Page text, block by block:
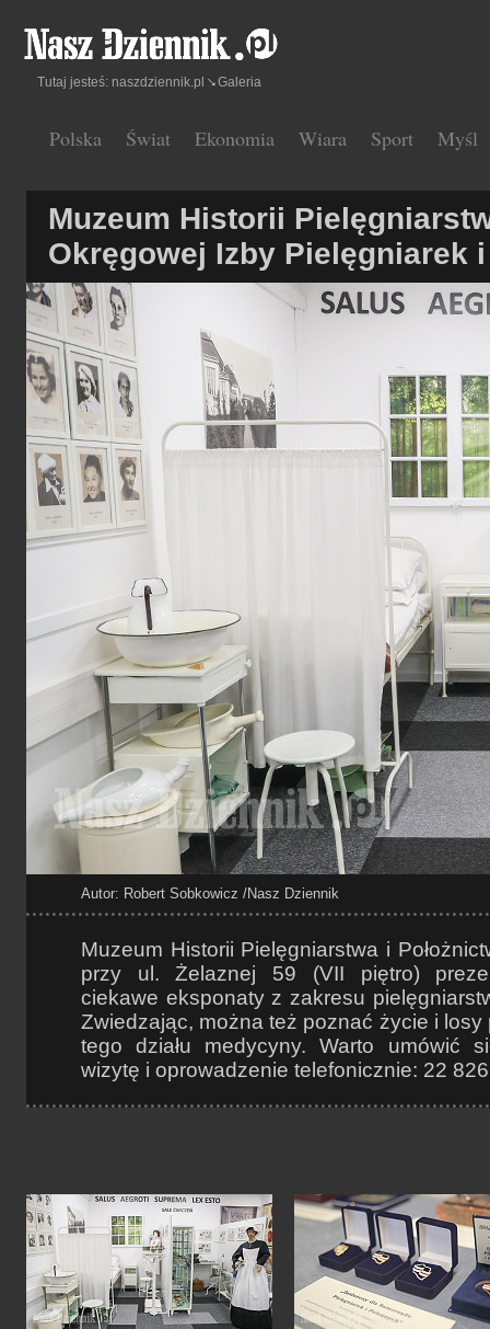
Polska Świat Ekonomia Wiara Sport Myśl
Tutaj jesteś: naszdziennik.pl Galeria
Muzeum Historii
Okręgowej Izby Pielęgniarek i
Autor: Robert Sobkowicz /Nasz Dziennik
Muzeum Historii Pielęgniarstwa i
przy ul. Żelaznej 59 (VII piętro)
ciekawe eksponaty z zakresu
Zwiedzając, można też poznać życie i losy
tego działu medycyny. Warto umówić
wizytę i oprowadzenie telefonicznie: 22